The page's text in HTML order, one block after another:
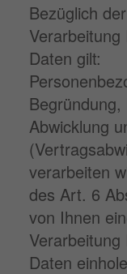
Bezüglich
Daten gilt:
Abwicklung
verarbeiten
des Art. 6
von Ihnen
Daten